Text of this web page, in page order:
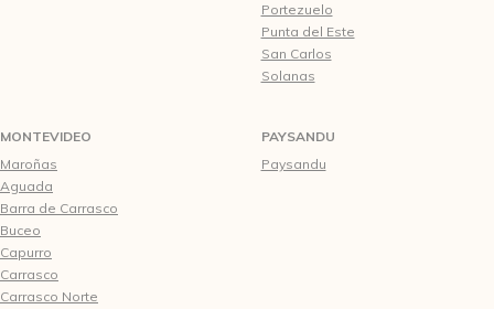
Portezuelo
Punta del Este
San Carlos
Solanas
MONTEVIDEO
Maroñas
Aguada
Barra de Carrasco
Buceo
Capurro
Carrasco
Carrasco Norte
PAYSANDU
Paysandu